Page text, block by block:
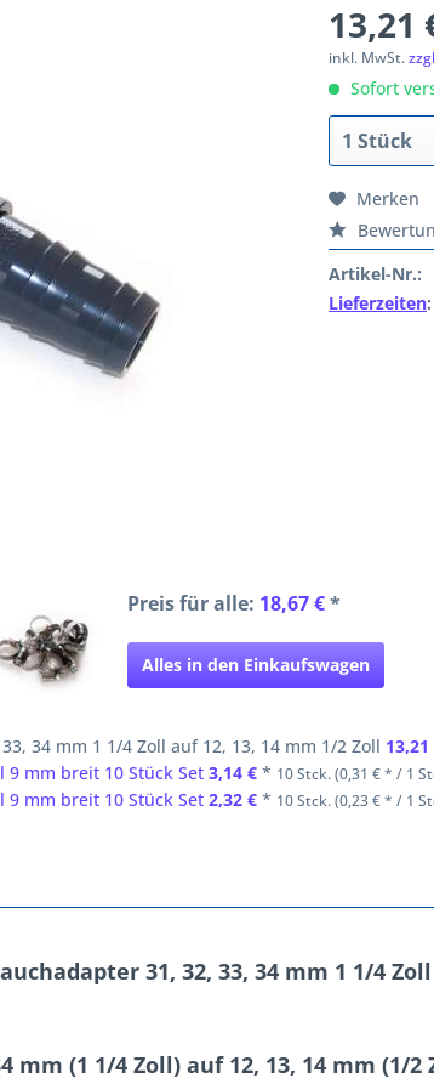
13,21
inkl. MwSt.
Sofort
Merken
Artikel-Nr.:
Lieferzeiten:
Preis für alle: 18,67 €*
Alles in den Einkaufswagen
34 mm 1 1/4 Zoll auf 12, 13, 14 mm 1/2 Zoll 13,21
9 mm breit 10 Stück Set 3,14 € * 10 Stck. (0,31 € * / 1
9 mm breit 10 Stück Set 2,32 € * 10 Stck. (0,23 € * / 1
31, 32, 33, 34 mm 1 1/4
mm (1 1/4 Zoll) auf 12, 13, 14 mm (1/